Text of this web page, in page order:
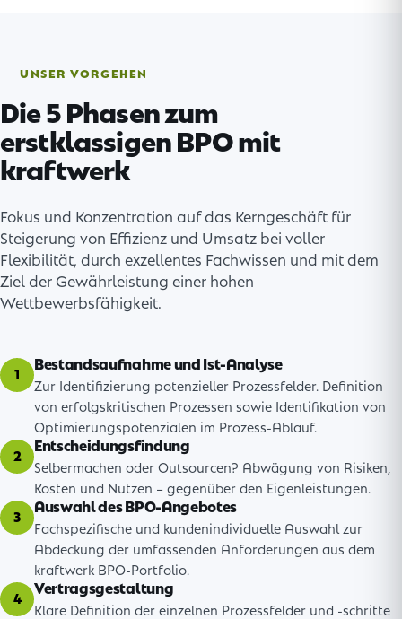
UNSER VORGEHEN
Die 5 Phasen zum
erstklassigen BPO mit
kraftwerk
Fokus und Konzentration auf das Kerngeschäft für
Steigerung von Effizienz und Umsatz bei voller
Flexibilität, durch exzellentes Fachwissen und mit dem
Ziel der Gewährleistung einer hohen
Wettbewerbsfähigkeit.
1
Bestandsaufnahme und Ist-Analyse
Zur Identifizierung potenzieller Prozessfelder. Definition
von erfolgskritischen Prozessen sowie Identifikation von
Optimierungspotenzialen im Prozess-Ablauf.
2
Entscheidungsfindung
Selbermachen oder Outsourcen? Abwägung von Risiken,
Kosten und Nutzen – gegenüber den Eigenleistungen.
3
Auswahl des BPO-Angebotes
Fachspezifische und kundenindividuelle Auswahl zur
Abdeckung der umfassenden Anforderungen aus dem
kraftwerk BPO-Portfolio.
4
Vertragsgestaltung
Klare Definition der einzelnen Prozessfelder und -schritte